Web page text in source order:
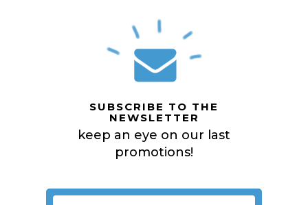
SUBSCRIBE TO THE
NEWSLETTER
keep an eye on our last
promotions!